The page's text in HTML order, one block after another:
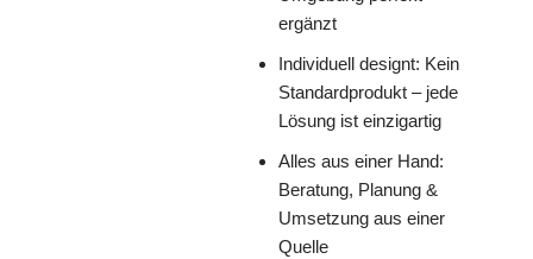
ergänzt
Individuell designt: Kein
Standardprodukt – jede
Lösung ist einzigartig
Alles aus einer Hand:
Beratung, Planung &
Umsetzung aus einer
Quelle